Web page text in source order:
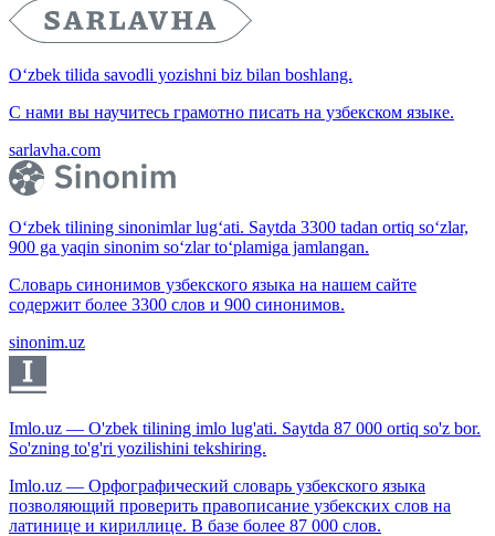
O‘zbek tilida savodli yozishni biz bilan boshlang.
С нами вы научитесь грамотно писать на узбекском языке.
sarlavha.com
O‘zbek tilining sinonimlar lug‘ati. Saytda 3300 tadan ortiq so‘zlar,
900 ga yaqin sinonim so‘zlar to‘plamiga jamlangan.
Словарь синонимов узбекского языка на нашем сайте
содержит более 3300 слов и 900 синонимов.
sinonim.uz
Imlo.uz — O'zbek tilining imlo lug'ati. Saytda 87 000 ortiq so'z bor.
So'zning to'g'ri yozilishini tekshiring.
Imlo.uz — Орфографический словарь узбекского языка
позволяющий проверить правописание узбекских слов на
латинице и кириллице. В базе более 87 000 слов.